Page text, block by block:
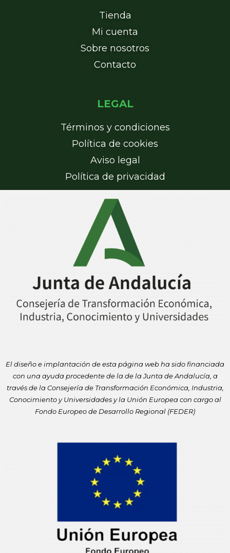
Tienda
Mi cuenta
Sobre nosotros
Contacto
LEGAL
Términos y condiciones
Política de cookies
Aviso legal
Política de privacidad
El diseño e implantación de esta página web ha sido financiada
con una ayuda procedente de la de la Junta de Andalucía, a
través de laConsejería de Transformación Económica, Industria,
Conocimiento yUniversidades y la Unión Europea con cargo al
Fondo Europeo de Desarrollo Regional (FEDER)